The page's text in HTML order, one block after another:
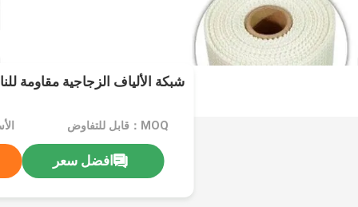
شبكة الألياف الزجاجية مقاومة
MOQ：قابل للتفاوض
افضل سعر